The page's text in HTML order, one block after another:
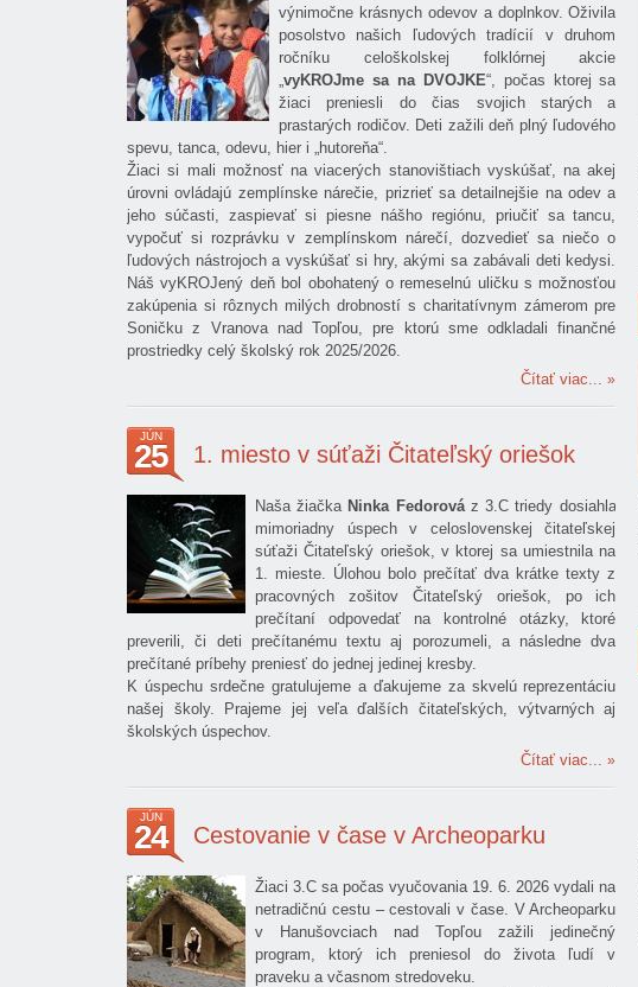
výnimočne krásnych odevov a doplnkov. Oživila
posolstvo našich ľudových tradícií v druhom
ročníku celoškolskej folklórnej akcie
„vyKROJme sa na DVOJKE“, počas ktorej sa
žiaci preniesli do čias svojich starých a
prastarých rodičov. Deti zažili deň plný ľudového
spevu, tanca, odevu, hier i „hutoreňa“.
Žiaci si mali možnosť na viacerých stanovištiach vyskúšať, na akej
úrovni ovládajú zemplínske nárečie, prizrieť sa detailnejšie na odev a
jeho súčasti, zaspievať si piesne nášho regiónu, priučiť sa tancu,
vypočuť si rozprávku v zemplínskom nárečí, dozvedieť sa niečo o
ľudových nástrojoch a vyskúšať si hry, akými sa zabávali deti kedysi.
Náš vyKROJený deň bol obohatený o remeselnú uličku s možnosťou
zakúpenia si rôznych milých drobností s charitatívnym zámerom pre
Soničku z Vranova nad Topľou, pre ktorú sme odkladali finančné
prostriedky celý školský rok 2025/2026.
Čítať viac...
JÚN
25 1. miesto v súťaži Čitateľský oriešok
Naša žiačka Ninka Fedorováz 3.C triedy dosiahla
mimoriadny úspech v celoslovenskej čitateľskej
súťaži Čitateľský oriešok, v ktorej sa umiestnila na
1. mieste. Úlohou bolo prečítať dva krátke texty z
pracovných zošitov Čitateľský oriešok, po ich
prečítaní odpovedať na kontrolné otázky, ktoré
preverili, či deti prečítanému textu aj porozumeli, a následne dva
prečítané príbehy preniesť do jednej jedinej kresby.
K úspechu srdečne gratulujeme a ďakujeme za skvelú reprezentáciu
našej školy. Prajeme jej veľa ďalších čitateľských, výtvarných aj
školských úspechov.
Čítať viac...
JÚN
24 Cestovanie v čase v Archeoparku
Žiaci 3.C sa počas vyučovania 19. 6. 2026 vydali na
netradičnú cestu – cestovali v čase. V Archeoparku
v Hanušovciach nad Topľou zažili jedinečný
program, ktorý ich preniesol do života ľudí v
praveku a včasnom stredoveku.